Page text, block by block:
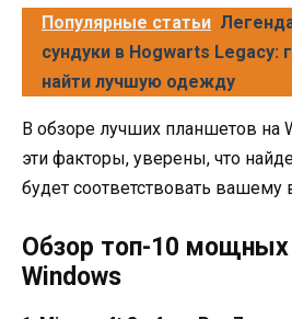
Популярные статьи
сундуки в Hogwarts Legacy:
найти лучшую одежду
В обзоре лучших планшетов на
эти факторы, уверены, что
будет соответствовать вашему
Обзор топ-10 мощных
Windows